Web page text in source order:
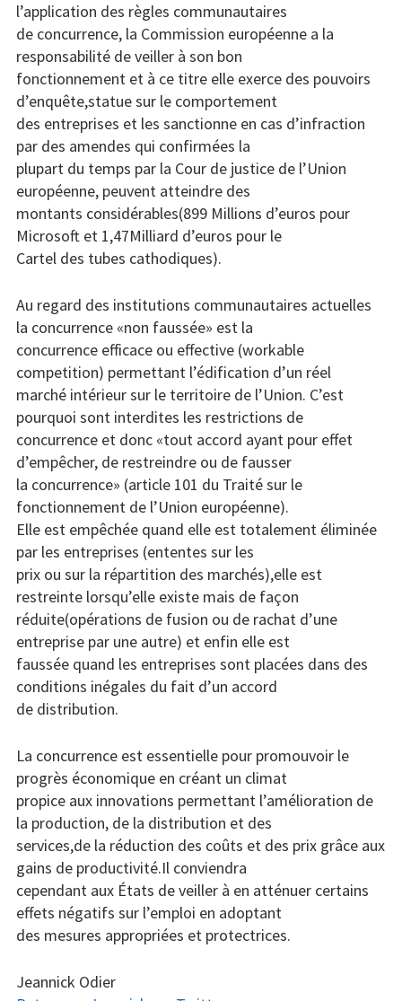
l’application des règles communautaires
de concurrence, la Commission européenne a la
responsabilité de veiller à son bon
fonctionnement et à ce titre elle exerce des pouvoirs
d’enquête,statue sur le comportement
des entreprises et les sanctionne en cas d’infraction
par des amendes qui confirmées la
plupart du temps par la Cour de justice de l’Union
européenne, peuvent atteindre des
montants considérables(899 Millions d’euros pour
Microsoft et 1,47Milliard d’euros pour le
Cartel des tubes cathodiques).
Au regard des institutions communautaires actuelles
la concurrence «non faussée» est la
concurrence efficace ou effective (workable
competition) permettant l’édification d’un réel
marché intérieur sur le territoire de l’Union. C’est
pourquoi sont interdites les restrictions de
concurrence et donc «tout accord ayant pour effet
d’empêcher, de restreindre ou de fausser
la concurrence» (article 101 du Traité sur le
fonctionnement de l’Union européenne).
Elle est empêchée quand elle est totalement éliminée
par les entreprises (ententes sur les
prix ou sur la répartition des marchés),elle est
restreinte lorsqu’elle existe mais de façon
réduite(opérations de fusion ou de rachat d’une
entreprise par une autre) et enfin elle est
faussée quand les entreprises sont placées dans des
conditions inégales du fait d’un accord
de distribution.
La concurrence est essentielle pour promouvoir le
progrès économique en créant un climat
propice aux innovations permettant l’amélioration de
la production, de la distribution et des
services,de la réduction des coûts et des prix grâce aux
gains de productivité.Il conviendra
cependant aux États de veiller à en atténuer certains
effets négatifs sur l’emploi en adoptant
des mesures appropriées et protectrices.
Jeannick Odier